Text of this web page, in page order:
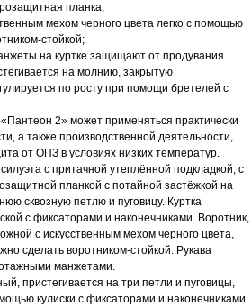
планка;
мехом черного цвета легко с помощью
стойкой;
на куртке защищают от продувания.
на молнию, закрытую
по росту при помощи бретелей с
2» может применяться практически
а также производственной деятельности,
от ОПЗ в условиях низких температур.
с притачной утеплённой подкладкой, с
планкой с потайной застёжкой на
сквозную петлю и пуговицу. Куртка
с фиксаторами и наконечниками. Воротник,
с искусственным мехом чёрного цвета,
сделать воротником-стойкой. Рукава
манжетами.
пристегивается на три петли и пуговицы,
кулиски с фиксаторами и наконечниками.